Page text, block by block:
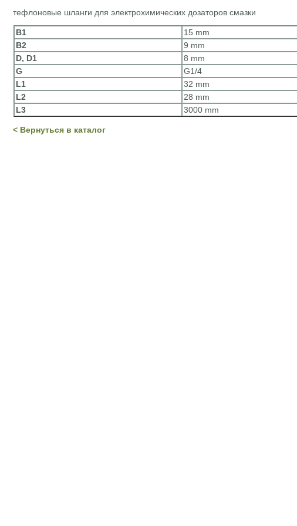
тефлоновые шланги для электрохимических дозаторов смазки
B1
15 mm
B2
9 mm
D, D1
8 mm
G
G1/4
L1
32 mm
L2
28 mm
L3
3000 mm
< Вернуться в каталог